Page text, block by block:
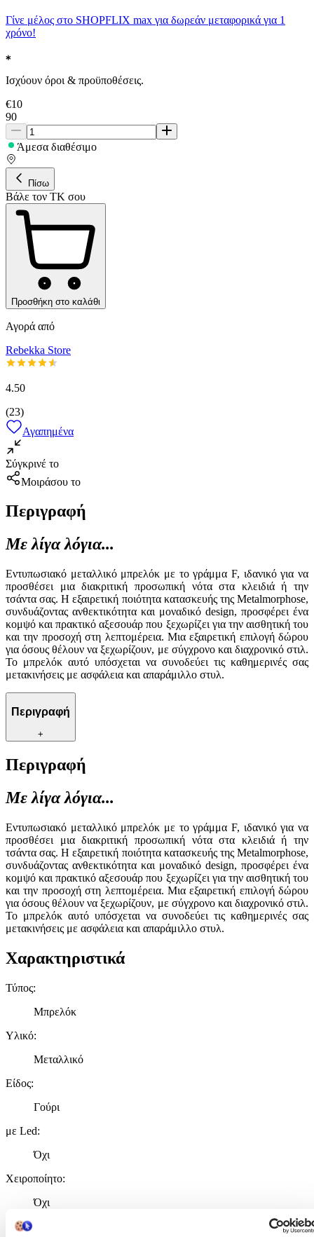
Γίνε μέλος στο SHOPFLIX max για δωρεάν μεταφορικά για 1
χρόνο!
Ισχύουν όροι & προϋποθέσεις.
€10
90
Άμεσα διαθέσιμο
Πίσω
Βάλε τον ΤΚ σου
Προσθήκη στο καλάθι
Αγορά από
Rebekka Store
4.50
(23)
Αγαπημένα
Σύγκρινέ το
Μοιράσου το
Περιγραφή
Με λίγα λόγια...
Εντυπωσιακό μεταλλικό μπρελόκ με το γράμμα F, ιδανικό για να
προσθέσει μια διακριτική προσωπική νότα στα κλειδιά ή την
τσάντα σας. Η εξαιρετική ποιότητα κατασκευής της Metalmorphose,
συνδυάζοντας ανθεκτικότητα και μοναδικό design, προσφέρει ένα
κομψό και πρακτικό αξεσουάρ που ξεχωρίζει για την αισθητική του
και την προσοχή στη λεπτομέρεια. Μια εξαιρετική επιλογή δώρου
για όσους θέλουν να ξεχωρίζουν, με σύγχρονο και διαχρονικό στιλ.
Το μπρελόκ αυτό υπόσχεται να συνοδεύει τις καθημερινές σας
μετακινήσεις με ασφάλεια και απαράμιλλο στυλ.
Περιγραφή
+
Περιγραφή
Με λίγα λόγια...
Εντυπωσιακό μεταλλικό μπρελόκ με το γράμμα F, ιδανικό για να
προσθέσει μια διακριτική προσωπική νότα στα κλειδιά ή την
τσάντα σας. Η εξαιρετική ποιότητα κατασκευής της Metalmorphose,
συνδυάζοντας ανθεκτικότητα και μοναδικό design, προσφέρει ένα
κομψό και πρακτικό αξεσουάρ που ξεχωρίζει για την αισθητική του
και την προσοχή στη λεπτομέρεια. Μια εξαιρετική επιλογή δώρου
για όσους θέλουν να ξεχωρίζουν, με σύγχρονο και διαχρονικό στιλ.
Το μπρελόκ αυτό υπόσχεται να συνοδεύει τις καθημερινές σας
μετακινήσεις με ασφάλεια και απαράμιλλο στυλ.
Χαρακτηριστικά
Τύπος:
Μπρελόκ
Υλικό:
Μεταλλικό
Είδος:
Γούρι
με Led:
Όχι
Χειροποίητο:
Όχι
Κατασκευαστής